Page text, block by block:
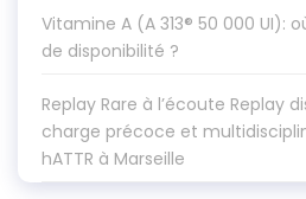
Vitamine A (A 313® 50 000 UI):
de disponibilité ?
Replay Rare à l’écoute Replay
charge précoce et
hATTR à Marseille